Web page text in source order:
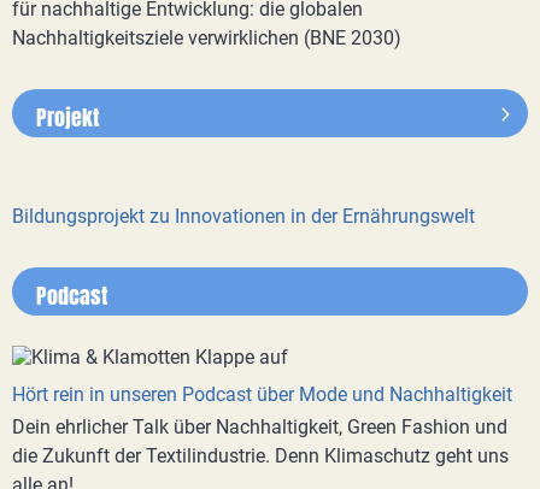
für nachhaltige Entwicklung: die globalen
Nachhaltigkeitsziele verwirklichen (BNE 2030)
Projekt
Bildungsprojekt zu Innovationen in der Ernährungswelt
Podcast
Hört rein in unseren Podcast über Mode und Nachhaltigkeit
Dein ehrlicher Talk über Nachhaltigkeit, Green Fashion und
die Zukunft der Textilindustrie. Denn Klimaschutz geht uns